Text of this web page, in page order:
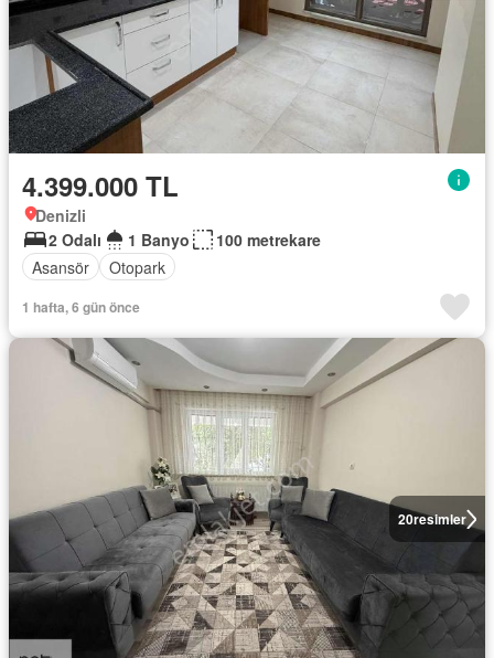
4.399.000 TL
Denizli
2 Odalı
1 Banyo
100 metrekare
Asansör
Otopark
1 hafta, 6 gün önce
20resimler